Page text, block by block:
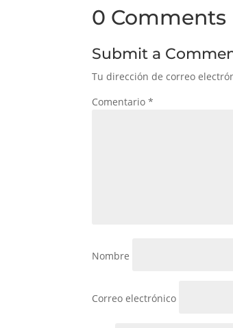
0 Comments
Submit a
Tu dirección de correo
Comentario*
Nombre
Correo electrónico